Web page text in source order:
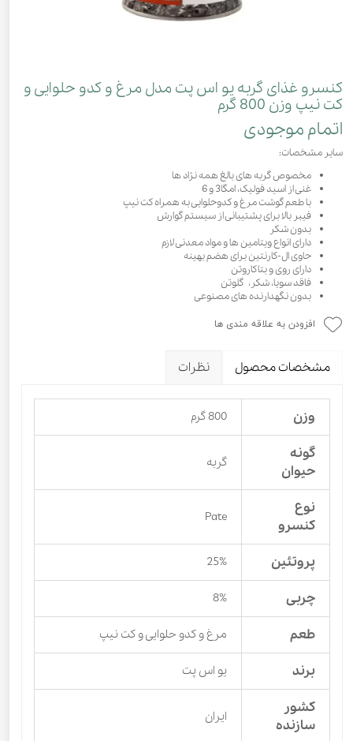
کنسرو غذای گربه یو اس پت مدل مرغ و کدو حلوایی و
کت نیپ وزن 800 گرم
اتمام موجودی
سایر مشخصات:
مخصوص گربه های بالغ همه نژاد ها
غنی از اسید فولیک، امگا3 و 6
با طعم گوشت مرغ و کدوحلوایی به همراه کت نیپ
فیبر بالا برای پشتیبانی از سیستم گوارش
بدون شکر
دارای انواع ویتامین ها و مواد معدنی لازم
حاوی ال-کارنتین برای هضم بهینه
دارای روی و بتاکاروتن
فاقد سویا، شکر، گلوتن
بدون نگهدارنده های مصنوعی
افزودن به علاقه مندی ها
مشخصات محصول نظرات
وزن 800 گرم
گونه
حیوان
گربه
نوع
کنسرو
Pate
پروتئین 25%
چربی 8%
طعم مرغ و کدو حلوایی و کت نیپ
برند یو اس پت
کشور
سازنده
ایران